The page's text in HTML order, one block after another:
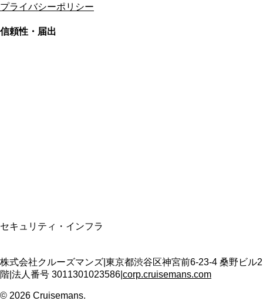
プライバシーポリシー
信頼性・届出
セキュリティ・インフラ
株式会社クルーズマンズ 東京都渋谷区神宮前6-23-4 桑野ビル2
階 法人番号 3011301023586 corp.cruisemans.com
© 2026 Cruisemans.